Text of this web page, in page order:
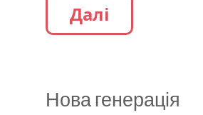
Далі
Нова генерація